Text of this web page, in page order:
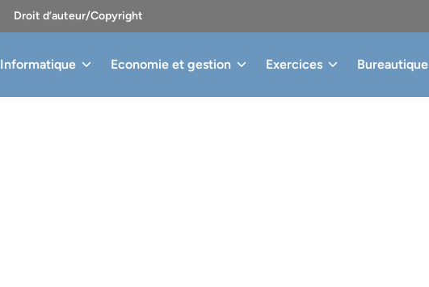
Droit d’auteur/Copyright
Informatique Economie et gestion Exercices Bureautique